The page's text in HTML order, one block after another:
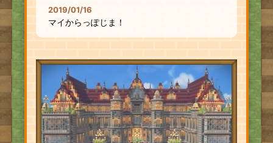
2019/01/16
マイからっぽじま！